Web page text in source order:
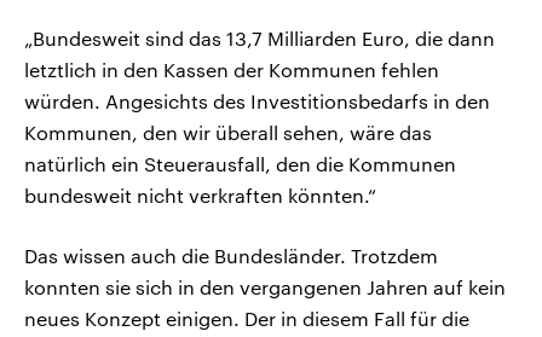
„Bundesweit sind das 13,7 Milliarden Euro, die dann
letztlich in den Kassen der Kommunen fehlen
würden. Angesichts des Investitionsbedarfs in den
Kommunen, den wir überall sehen, wäre das
natürlich ein Steuerausfall, den die Kommunen
bundesweit nicht verkraften könnten.“
Das wissen auch die Bundesländer. Trotzdem
konnten sie sich in den vergangenen Jahren auf kein
neues Konzept einigen. Der in diesem Fall für die